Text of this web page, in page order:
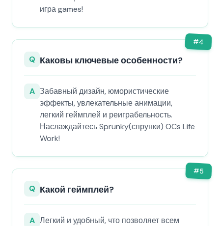
игра games!
#4
Q Каковы ключевые особенности?
A Забавный дизайн, юмористические
эффекты, увлекательные анимации,
легкий геймплей и реиграбельность.
Наслаждайтесь Sprunky(спрунки) OCs Life
Work!
#5
Q Какой геймплей?
A Легкий и удобный, что позволяет всем